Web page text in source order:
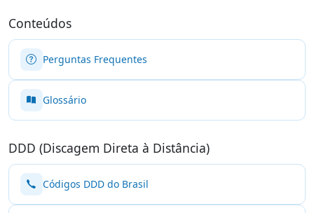
Conteúdos
Perguntas Frequentes
Glossário
DDD (Discagem Direta à Distância)
Códigos DDD do Brasil